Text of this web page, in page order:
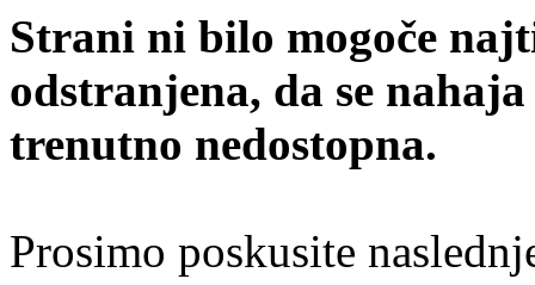
Strani ni bilo mogoče
odstranjena, da se
trenutno nedostopna.
Prosimo poskusite